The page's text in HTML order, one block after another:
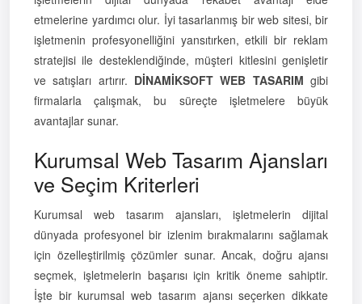
etmelerine yardımcı olur. İyi tasarlanmış bir web sitesi, bir
işletmenin profesyonelliğini yansıtırken, etkili bir reklam
stratejisi ile desteklendiğinde, müşteri kitlesini genişletir
ve satışları artırır. DİNAMİKSOFT WEB TASARIM gibi
firmalarla çalışmak, bu süreçte işletmelere büyük
avantajlar sunar.
Kurumsal Web Tasarım Ajansları
ve Seçim Kriterleri
Kurumsal web tasarım ajansları, işletmelerin dijital
dünyada profesyonel bir izlenim bırakmalarını sağlamak
için özelleştirilmiş çözümler sunar. Ancak, doğru ajansı
seçmek, işletmelerin başarısı için kritik öneme sahiptir.
İşte bir kurumsal web tasarım ajansı seçerken dikkate